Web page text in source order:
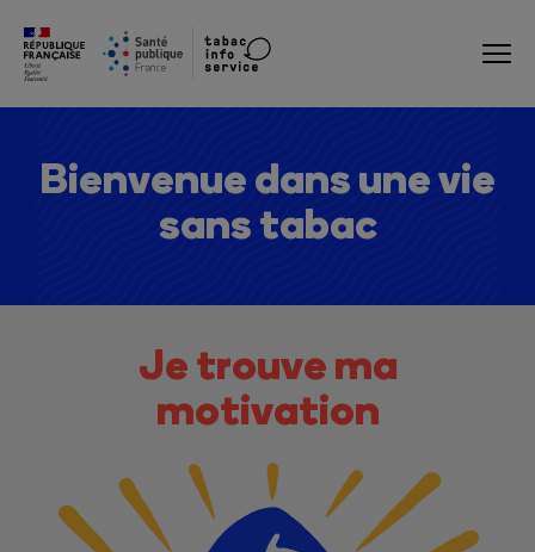
Bienvenue dans une vie
sans tabac
Je trouve ma
motivation